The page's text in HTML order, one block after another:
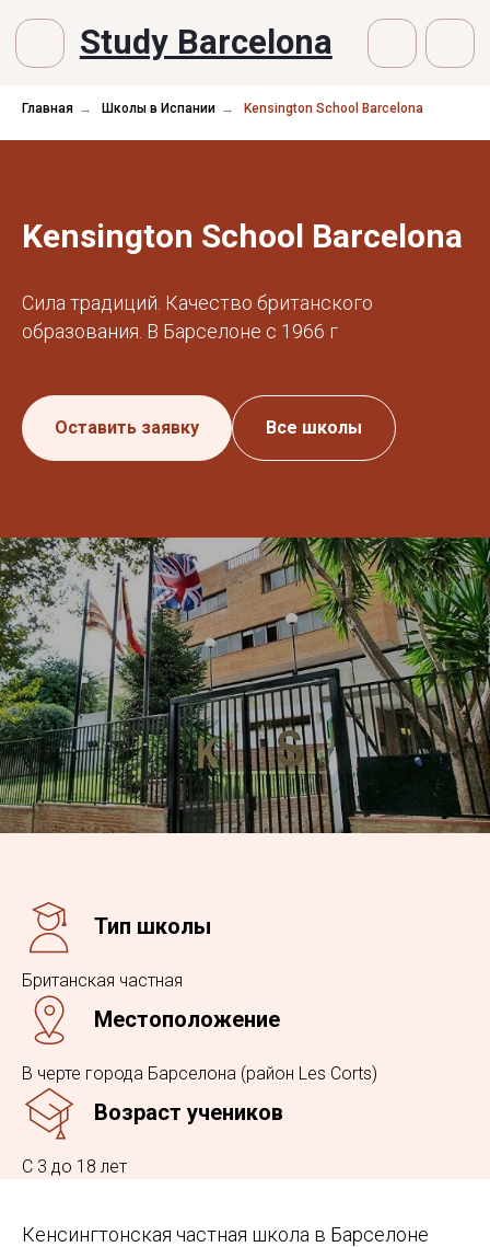
Study Barcelona
Главная → Школы в Испании → Kensington School Barcelona
Kensington School Barcelona
Сила традиций. Качество британского
образования. В Барселоне с 1966 г
Оставить заявку Все школы
Тип школы
Британская частная
Местоположение
В черте города Барселона (район Les Corts)
Возраст учеников
С 3 до 18 лет
Кенсингтонская частная школа в Барселоне